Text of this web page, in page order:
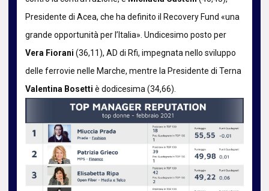
Presidente di Acea, che ha definito il Recovery Fund «una
grande opportunità per l’Italia». Undicesimo posto per
Vera Fiorani (36,11), AD di Rfi, impegnata nello sviluppo
delle ferrovie nelle Marche, mentre la Presidente di Terna
Valentina Bosetti è dodicesima (34,66).